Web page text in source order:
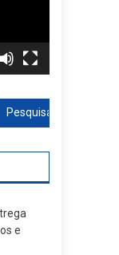
e